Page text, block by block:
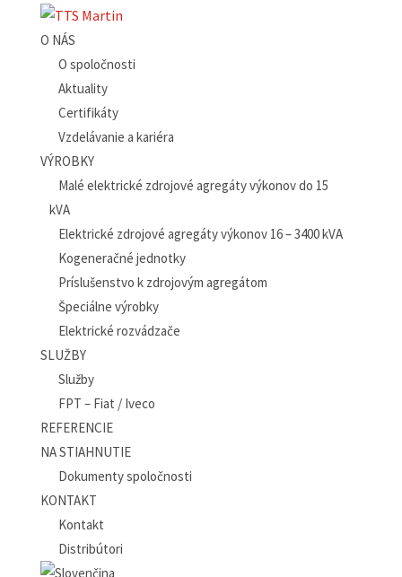
O NÁS
O spoločnosti
Aktuality
Certifikáty
Vzdelávanie a kariéra
VÝROBKY
Malé elektrické zdrojové agregáty výkonov do 15
kVA
Elektrické zdrojové agregáty výkonov 16 – 3400 kVA
Kogeneračné jednotky
Príslušenstvo k zdrojovým agregátom
Špeciálne výrobky
Elektrické rozvádzače
SLUŽBY
Služby
FPT – Fiat / Iveco
REFERENCIE
NA STIAHNUTIE
Dokumenty spoločnosti
KONTAKT
Kontakt
Distribútori